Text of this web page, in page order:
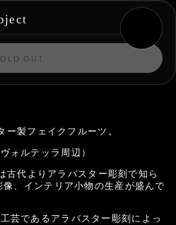
OUT
製フェイクフルーツ。
ォルテッラ周辺）
古代よりアラバスター彫刻で知ら
、インテリア小物の生産が盛んで
芸であるアラバスター彫刻によっ